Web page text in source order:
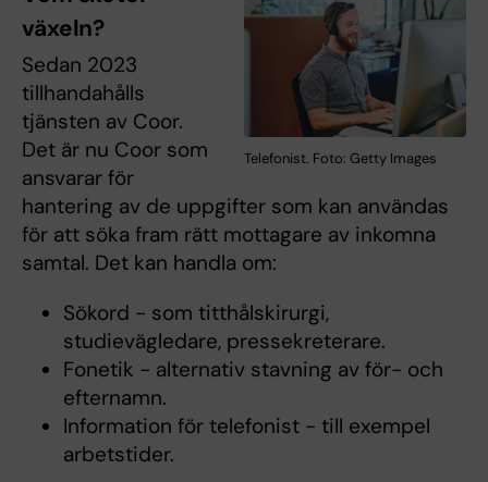
Telefonist. Foto: Getty Images
växeln?
Sedan 2023
tillhandahålls
tjänsten av Coor.
Det är nu Coor som
ansvarar för
hantering av de uppgifter som kan användas
för att söka fram rätt mottagare av inkomna
samtal. Det kan handla om:
Sökord - som titthålskirurgi,
studievägledare, pressekreterare.
Fonetik - alternativ stavning av för- och
efternamn.
Information för telefonist - till exempel
arbetstider.